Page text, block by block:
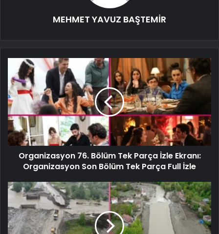
MEHMET YAVUZ BAŞTEMİR
Organizasyon 76. Bölüm Tek Parça İzle Ekranı:
Organizasyon Son Bölüm Tek Parça Full İzle